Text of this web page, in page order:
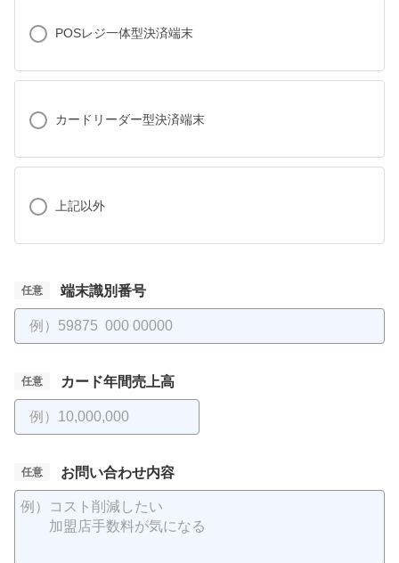
POSレジ一体型決済端末
カードリーダー型決済端末
上記以外
端末識別番号
カード年間売上高
お問い合わせ内容